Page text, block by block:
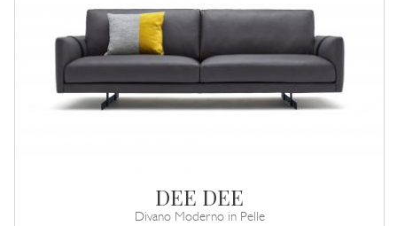
DEE DEE
Divano Moderno in Pelle